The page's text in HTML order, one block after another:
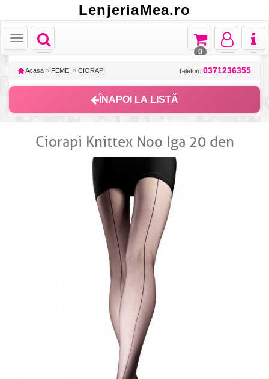
LenjeriaMea.ro
Toggle
navigation
Toggle
Toggle
navigation
Toggle
navigation
Toggle
navigation
0
Acasa » FEMEI » CIORAPI Telefon: 0371236355
ÎNAPOI LA LISTĂ
Ciorapi Knittex Noo Iga 20 den